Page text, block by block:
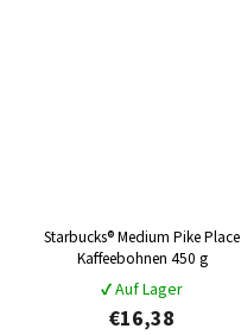
Starbucks® Medium Pike Place
Kaffeebohnen 450 g
✔ Auf Lager
€16,38